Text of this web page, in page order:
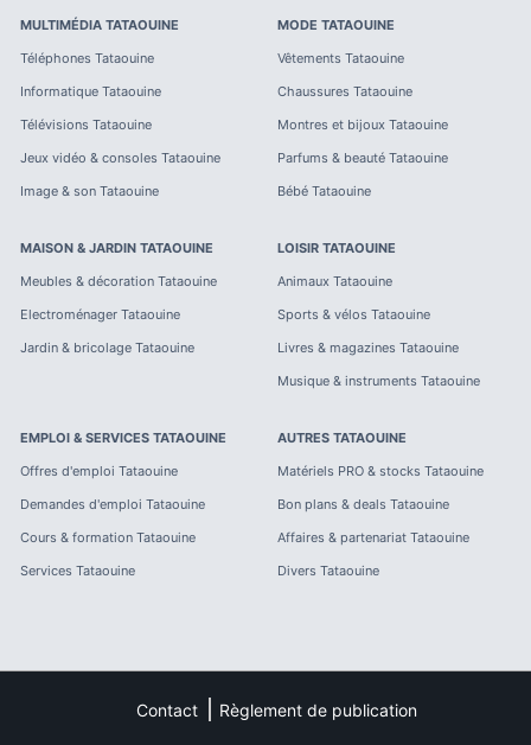
MULTIMÉDIA TATAOUINE
Téléphones Tataouine
Informatique Tataouine
Télévisions Tataouine
Jeux vidéo & consoles Tataouine
Image & son Tataouine
MODE TATAOUINE
Vêtements Tataouine
Chaussures Tataouine
Montres et bijoux Tataouine
Parfums & beauté Tataouine
Bébé Tataouine
MAISON & JARDIN TATAOUINE
Meubles & décoration Tataouine
Electroménager Tataouine
Jardin & bricolage Tataouine
LOISIR TATAOUINE
Animaux Tataouine
Sports & vélos Tataouine
Livres & magazines Tataouine
Musique & instruments Tataouine
EMPLOI & SERVICES TATAOUINE
Offres d'emploi Tataouine
Demandes d'emploi Tataouine
Cours & formation Tataouine
Services Tataouine
AUTRES TATAOUINE
Matériels PRO & stocks Tataouine
Bon plans & deals Tataouine
Affaires & partenariat Tataouine
Divers Tataouine
Contact Règlement de publication